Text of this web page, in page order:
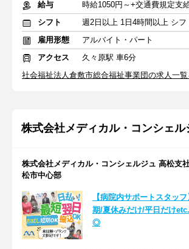
給与
時給1050円～+交通費規定支
シフト
雇用形態
アルバイト・パート
アクセス
久々原駅 車6分
社会福祉法人倉敷市総合福祉事業団の求人一
株式会社メディカル・コンシェル
株式会社メディカル・コンシェルジュ 高松支
松市中心部
【病院内サポートスタッ
期/夏休みだけ/平日だけ
◎